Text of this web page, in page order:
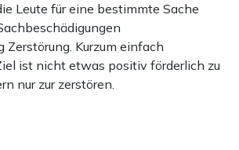
Leute für eine bestimmte Sache
Zerstörung. Kurzum einfach
ist nicht etwas positiv förderlich zu
nur zur zerstören.